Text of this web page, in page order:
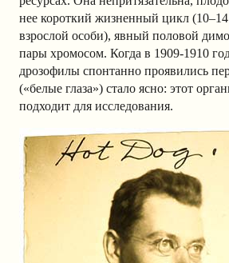
нее короткий жизненный цикл
взрослой особи), явный половой
пары хромосом. Когда в 1909-1910
дрозофилы спонтанно проявились
(«белые глаза») стало ясно: этот
подходит для исследования.